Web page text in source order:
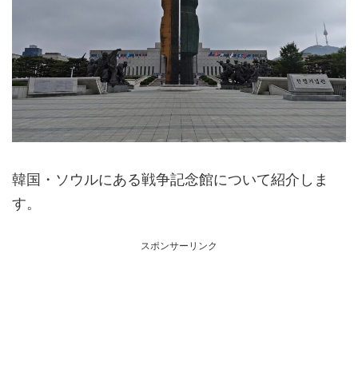
韓国・ソウルにある戦争記念館について紹介しま
す。
スポンサーリンク